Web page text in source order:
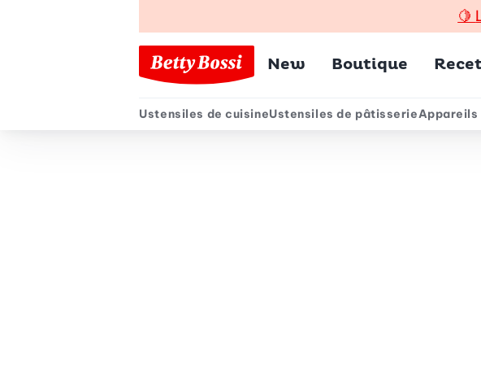
🍋
Menu principal
New Boutique
Menu secondaire
Ustensiles de cuisineUstensiles de pâtisserie